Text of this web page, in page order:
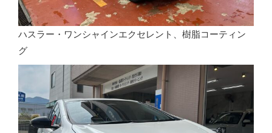
ハスラー・ワンシャインエクセレント、樹脂コーティン
グ